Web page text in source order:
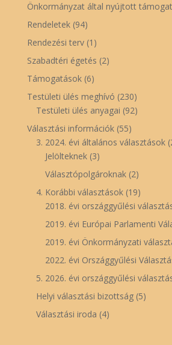
Önkormányzat által nyújtott
Rendeletek(94)
Rendezési terv(1)
Szabadtéri égetés (2)
Támogatások(6)
Testületi ülés meghívó (230)
Testületi ülés anyagai (92)
Választási információk(55)
3. 2024. évi általános választások
Jelölteknek(3)
Választópolgároknak(2)
4. Korábbi választások(19)
2018. évi országgyűlési
2019. évi Európai Parlamenti
2019. évi Önkormányzati
2022. évi Országgyűlési
5. 2026. évi országgyűlési
Helyi választási bizottság(5)
Választási iroda (4)